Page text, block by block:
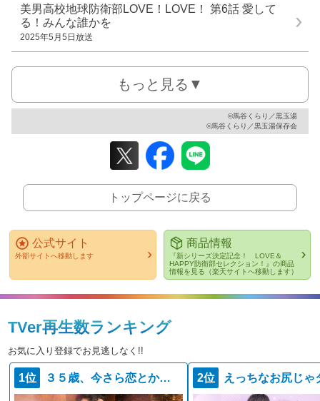
美男高校地球防衛部LOVE！LOVE！ 第6話 愛して
る！みんな誰かを
2025年5月5日放送
もっと見る▼
©馬谷くらり／黒玉湯
©馬谷くらり／黒玉湯保存会
トップページに戻る
公式サイト
外部サイトへ移動します
商品情報
『新シリーズ決定記念！ LOVE＆
HAPPY防衛部セレクション！』の商品
情報を見る（楽天サイトへ移動します）
TVer再生数ランキング
お気に入り登録でお見逃しなく!!
1位 ３５歳、今さら恋とかありえない 2位